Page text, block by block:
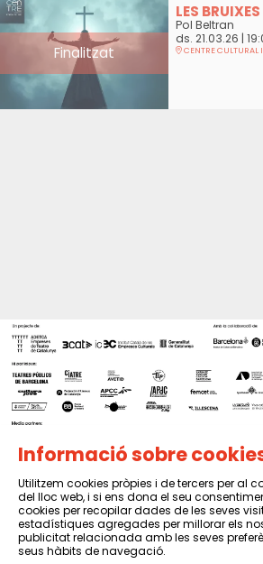
Finalitzat
LES
Pol Beltran
ds. 21.03.26 |
CENTRE CULTURAL
Sitemap | Avís Legal | Política de
Informació sobre
Utilitzem cookies pròpies i de tercers per al
del lloc web, i si ens dona el seu
cookies per recopilar dades de les seves
estadístiques agregades per millorar els
publicitat relacionada amb les seves
seus hàbits de navegació.